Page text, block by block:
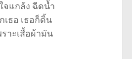
จแกล้ง ฉีดน้ำ
เธอ เธอก็ดิ้น
าะเสื้อผ้ามัน